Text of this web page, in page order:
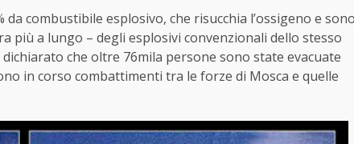
combustibile esplosivo, che risucchia l’ossigeno e
più a lungo – degli esplosivi convenzionali dello stesso
che oltre 76mila persone sono state evacuate
in corso combattimenti tra le forze di Mosca e quelle